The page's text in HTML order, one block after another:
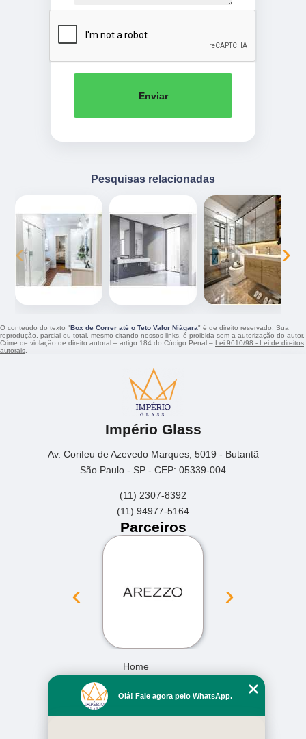
Enviar
Pesquisas relacionadas
‹ ›
O conteúdo do texto "Box de Correr até o Teto Valor Niágara" é de direito reservado. Sua
reprodução, parcial ou total, mesmo citando nossos links, é proibida sem a autorização do autor.
Crime de violação de direito autoral – artigo 184 do Código Penal – Lei 9610/98 - Lei de direitos
autorais
Império Glass
Av. Corifeu de Azevedo Marques, 5019 - Butantã
São Paulo - SP - CEP: 05339-004
(11) 2307-8392
(11) 94977-5164
Parceiros
‹ ›
Home
Missão
Olá! Fale agora pelo WhatsApp.